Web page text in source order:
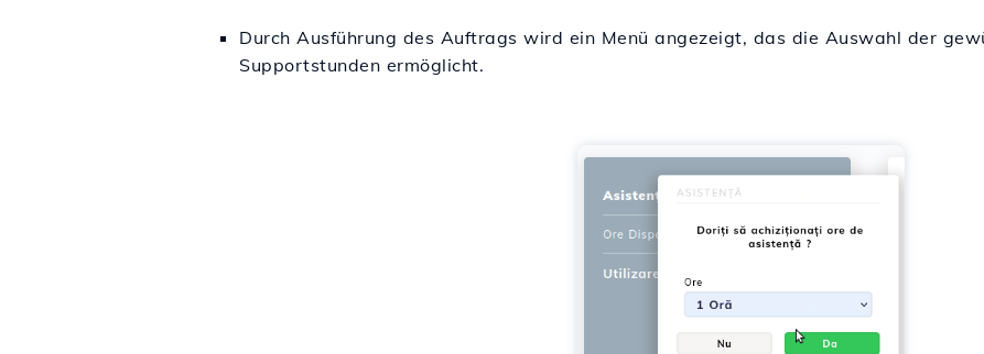
Durch Ausführung des Auftrags wird ein Menü angezeigt, das die Auswahl der
Supportstunden ermöglicht.